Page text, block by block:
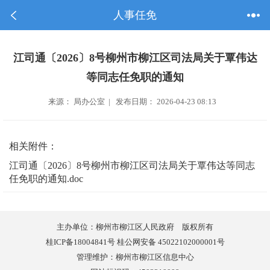
人事任免
江司通〔2026〕8号柳州市柳江区司法局关于覃伟达
等同志任免职的通知
来源： 局办公室 | 发布日期： 2026-04-23 08:13
相关附件：
江司通〔2026〕8号柳州市柳江区司法局关于覃伟达等同志
任免职的通知.doc
主办单位：柳州市柳江区人民政府 版权所有
桂ICP备18004841号 桂公网安备 45022102000001号
管理维护：柳州市柳江区信息中心